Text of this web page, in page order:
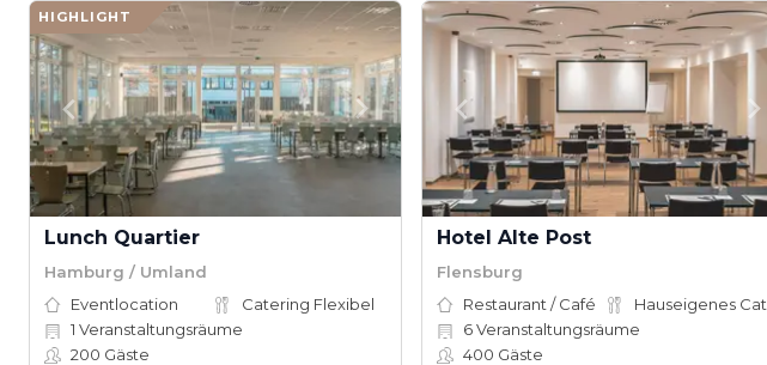
HIGHLIGHT
Lunch Quartier
Hamburg / Umland
Eventlocation
Catering Flexibel
1 Veranstaltungsräume
200 Gäste
Hotel Alte Post
Flensburg
Restaurant / Café
6Veranstaltungsräume
400 Gäste